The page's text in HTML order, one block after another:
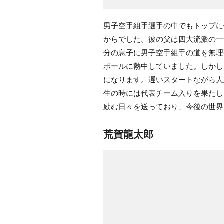
男子空手組手選手の中でもトップ
からでした。彼の父は四大流派の
分の息子に男子空手組手の道を無
ボールに熱中していました。しか
になります。遅いスタートながら
生の時には代表チーム入りを果た
励む日々を送っており、今後の世
荒賀龍太郎